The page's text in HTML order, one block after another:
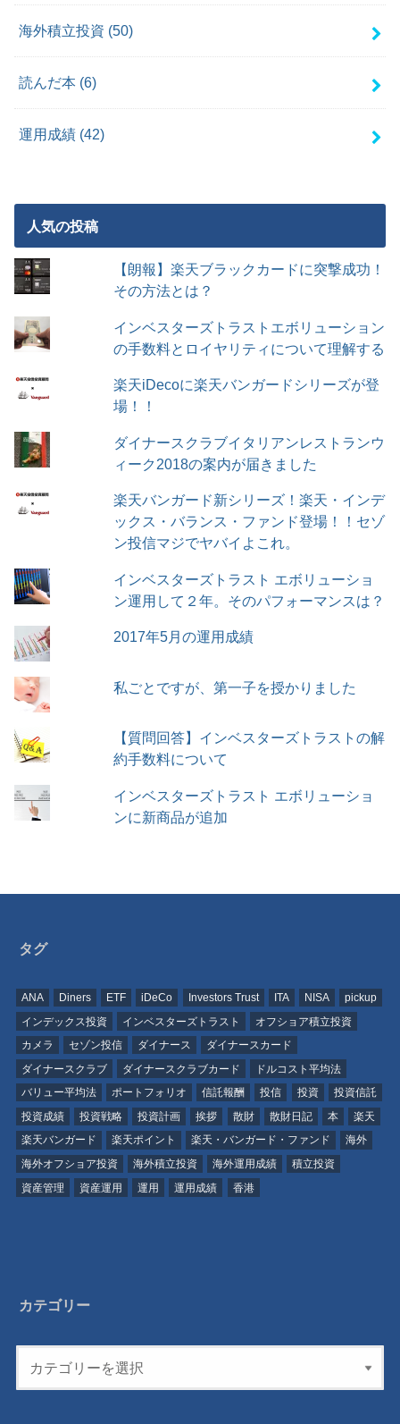
海外積立投資 (50)
読んだ本 (6)
運用成績 (42)
人気の投稿
【朗報】楽天ブラックカードに突撃成功！
その方法とは？
インベスターズトラストエボリューション
の手数料とロイヤリティについて理解する
楽天iDecoに楽天バンガードシリーズが登
場！！
ダイナースクラブイタリアンレストランウ
ィーク2018の案内が届きました
楽天バンガード新シリーズ！楽天・インデ
ックス・バランス・ファンド登場！！セゾ
ン投信マジでヤバイよこれ。
インベスターズトラスト エボリューショ
ン運用して２年。そのパフォーマンスは？
2017年5月の運用成績
私ごとですが、第一子を授かりました
【質問回答】インベスターズトラストの解
約手数料について
インベスターズトラスト エボリューショ
ンに新商品が追加
タグ
ANA Diners ETF iDeCo Investors Trust ITA NISA
pickup
インデックス投資
インベスターズトラスト
オフショア積立投資
カメラ
セゾン投信 ダイナース
ダイナースカード
ダイナースクラブ
ダイナースクラブカード
ドルコスト平均法
バリュー平均法
ポートフォリオ 信託報酬 投信 投資
投資信託
投資成績
投資戦略 投資計画 挨拶 散財 散財日記 本
楽天
楽天バンガード
楽天ポイント 楽天・バンガード・ファンド
海外
海外オフショア投資
海外積立投資 海外運用成績
積立投資
資産管理
資産運用 運用 運用成績 香港
カテゴリー